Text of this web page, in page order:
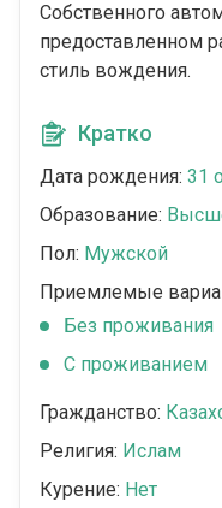
Собственного
предоставленном
стиль вождения.
Кратко
Дата рождения: 31
Образование:
Пол: Мужской
Приемлемые
Без проживания
С проживанием
Гражданство:
Религия: Ислам
Курение: Нет